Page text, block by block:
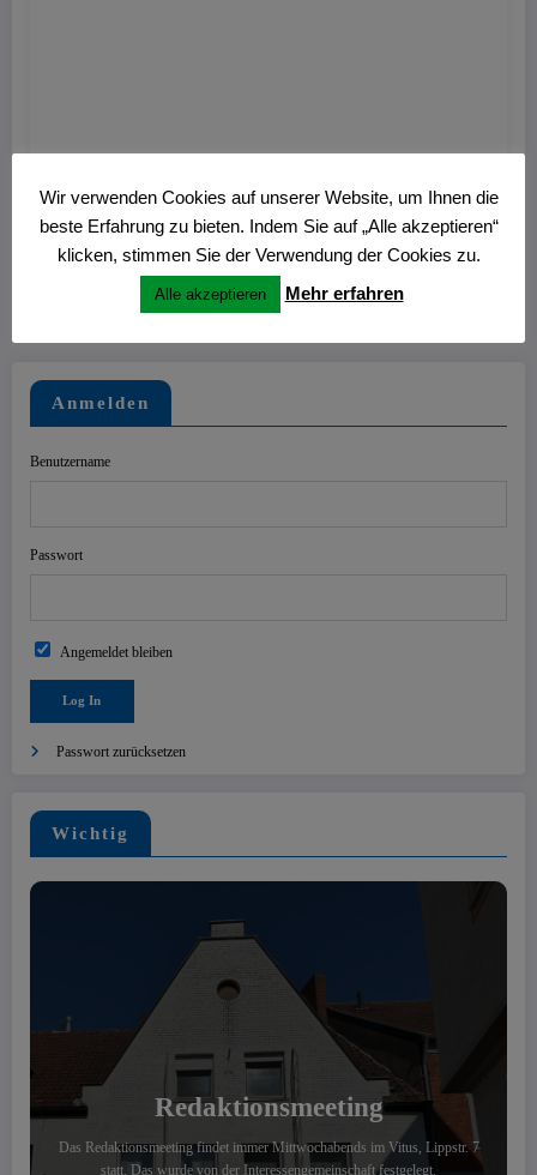
Nitschmann Ausstellung im Kulturzentrum
Westring
27. Juni 2026
Anmelden
Benutzername
Passwort
Angemeldet bleiben
Passwort zurücksetzen
Wichtig
Redaktionsmeeting
Das Redaktionsmeeting findet immer Mittwochabends im Vitus, Lippstr. 7
statt. Das wurde von der Interessengemeinschaft festgelegt.
Wir verwenden Cookies auf unserer Website, um Ihnen die
beste Erfahrung zu bieten. Indem Sie auf „Alle akzeptieren“
klicken, stimmen Sie der Verwendung der Cookies zu.
Alle akzeptieren Mehr erfahren